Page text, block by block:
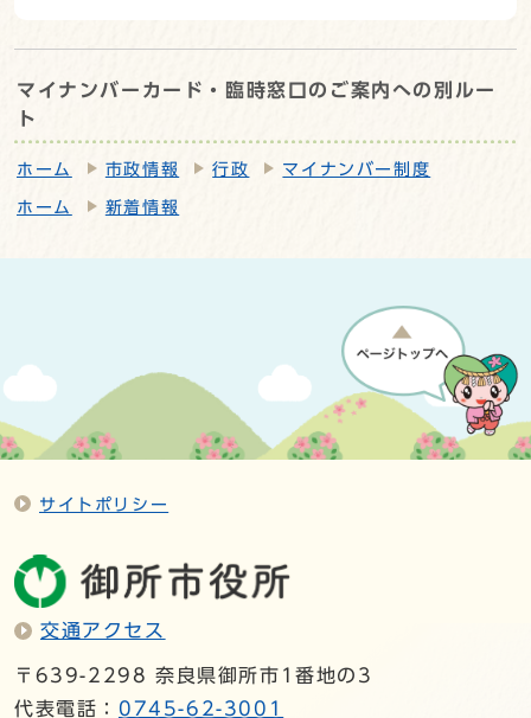
マイナンバーカード・臨時窓口のご案内への別ルー
ト
ホーム 市政情報 行政 マイナンバー制度
ホーム 新着情報
サイトポリシー
交通アクセス
〒639-2298 奈良県御所市1番地の3
代表電話： 0745-62-3001